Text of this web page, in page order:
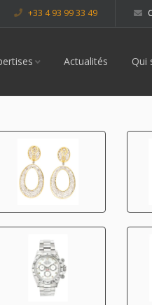
+33 4 93 99 33 49
Actualités Qui